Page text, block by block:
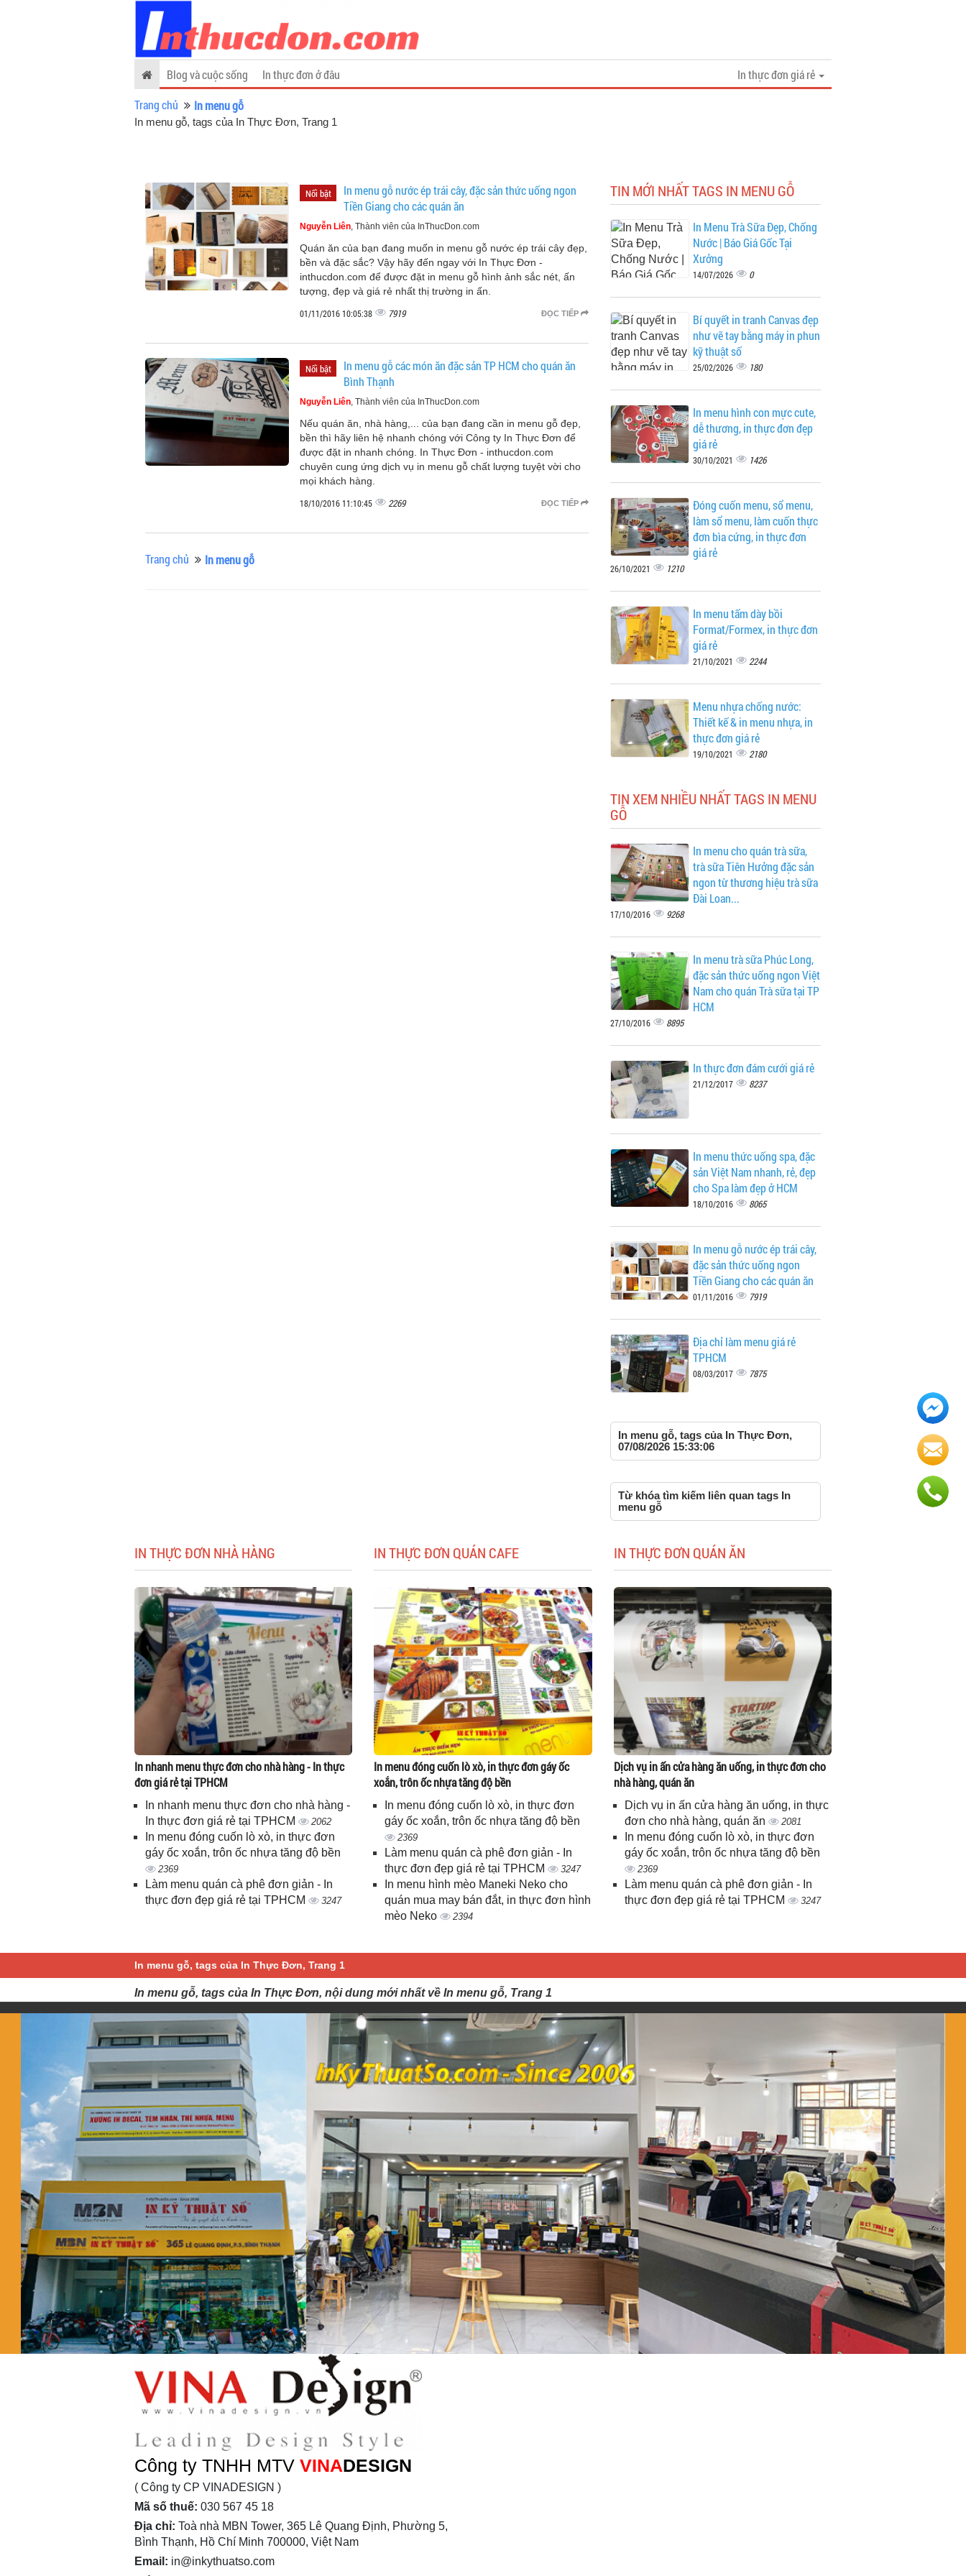
In thực đơn giá rẻ
Blog và cuộc sống
In thực đơn ở đâu
Trang chủ
In menu gỗ
In menu gỗ, tags của In Thực Đơn, Trang 1
Nổi bật
In menu gỗ nước ép trái cây, đặc sản thức uống ngon
Tiền Giang cho các quán ăn
Nguyễn Liên, Thành viên của InThucDon.com
Quán ăn của bạn đang muốn in menu gỗ nước ép trái cây đẹp,
bền và đặc sắc? Vậy hãy đến ngay với In Thực Đơn -
inthucdon.com để được đặt in menu gỗ hình ảnh sắc nét, ấn
tượng, đẹp và giá rẻ nhất thị trường in ấn.
ĐỌC TIẾP
01/11/2016 10:05:38 7919
Nổi bật
In menu gỗ các món ăn đặc sản TP HCM cho quán ăn
Bình Thạnh
Nguyễn Liên, Thành viên của InThucDon.com
Nếu quán ăn, nhà hàng,... của bạn đang cần in menu gỗ đẹp,
bền thì hãy liên hệ nhanh chóng với Công ty In Thực Đơn để
được đặt in nhanh chóng. In Thực Đơn - inthucdon.com
chuyên cung ứng dịch vụ in menu gỗ chất lượng tuyệt vời cho
mọi khách hàng.
ĐỌC TIẾP
18/10/2016 11:10:45 2269
Trang chủ In menu gỗ
TIN MỚI NHẤT TAGS IN MENU GỖ
In Menu Trà Sữa Đẹp, Chống
Nước | Báo Giá Gốc Tại
Xưởng
14/07/2026 0
Bí quyết in tranh Canvas đẹp
như vẽ tay bằng máy in phun
kỹ thuật số
25/02/2026 180
In menu hình con mực cute,
dễ thương, in thực đơn đẹp
giá rẻ
30/10/2021 1426
Đóng cuốn menu, sổ menu,
làm sổ menu, làm cuốn thực
đơn bìa cứng, in thực đơn
giá rẻ
26/10/2021 1210
In menu tấm dày bồi
Format/Formex, in thực đơn
giá rẻ
21/10/2021 2244
Menu nhựa chống nước:
Thiết kế & in menu nhựa, in
thực đơn giá rẻ
19/10/2021 2180
TIN XEM NHIỀU NHẤT TAGS IN MENU
GỖ
In menu cho quán trà sữa,
trà sữa Tiên Hưởng đặc sản
ngon từ thương hiệu trà sữa
Đài Loan...
17/10/2016 9268
In menu trà sữa Phúc Long,
đặc sản thức uống ngon Việt
Nam cho quán Trà sữa tại TP
HCM
27/10/2016 8895
In thực đơn đám cưới giá rẻ
21/12/2017 8237
In menu thức uống spa, đặc
sản Việt Nam nhanh, rẻ, đẹp
cho Spa làm đẹp ở HCM
18/10/2016 8065
In menu gỗ nước ép trái cây,
đặc sản thức uống ngon
Tiền Giang cho các quán ăn
01/11/2016 7919
Địa chỉ làm menu giá rẻ
TPHCM
08/03/2017 7875
In menu gỗ, tags của In Thực Đơn,
07/08/2026 15:33:06
Từ khóa tìm kiếm liên quan tags In
menu gỗ
IN THỰC ĐƠN NHÀ HÀNG
In nhanh menu thực đơn cho nhà hàng - In thực
đơn giá rẻ tại TPHCM
In nhanh menu thực đơn cho nhà hàng -
In thực đơn giá rẻ tại TPHCM
2062
In menu đóng cuốn lò xò, in thực đơn
gáy ốc xoắn, trôn ốc nhựa tăng độ bền
2369
Làm menu quán cà phê đơn giản - In
thực đơn đẹp giá rẻ tại TPHCM
3247
IN THỰC ĐƠN QUÁN CAFE
In menu đóng cuốn lò xò, in thực đơn gáy ốc
xoắn, trôn ốc nhựa tăng độ bền
In menu đóng cuốn lò xò, in thực đơn
gáy ốc xoắn, trôn ốc nhựa tăng độ bền
2369
Làm menu quán cà phê đơn giản - In
thực đơn đẹp giá rẻ tại TPHCM
3247
In menu hình mèo Maneki Neko cho
quán mua may bán đắt, in thực đơn hình
mèo Neko
2394
IN THỰC ĐƠN QUÁN ĂN
Dịch vụ in ấn cửa hàng ăn uống, in thực đơn cho
nhà hàng, quán ăn
Dịch vụ in ấn cửa hàng ăn uống, in thực
đơn cho nhà hàng, quán ăn
2081
In menu đóng cuốn lò xò, in thực đơn
gáy ốc xoắn, trôn ốc nhựa tăng độ bền
2369
Làm menu quán cà phê đơn giản - In
thực đơn đẹp giá rẻ tại TPHCM
3247
In menu gỗ, tags của In Thực Đơn, Trang 1
In menu gỗ, tags của In Thực Đơn, nội dung mới nhất về In menu gỗ, Trang 1
Công ty TNHH MTV VINADESIGN
( Công ty CP VINADESIGN )
Mã số thuế: 030 567 45 18
Địa chỉ: Toà nhà MBN Tower, 365 Lê Quang Định, Phường 5,
Bình Thạnh, Hồ Chí Minh 700000, Việt Nam
Email: in@inkythuatso.com